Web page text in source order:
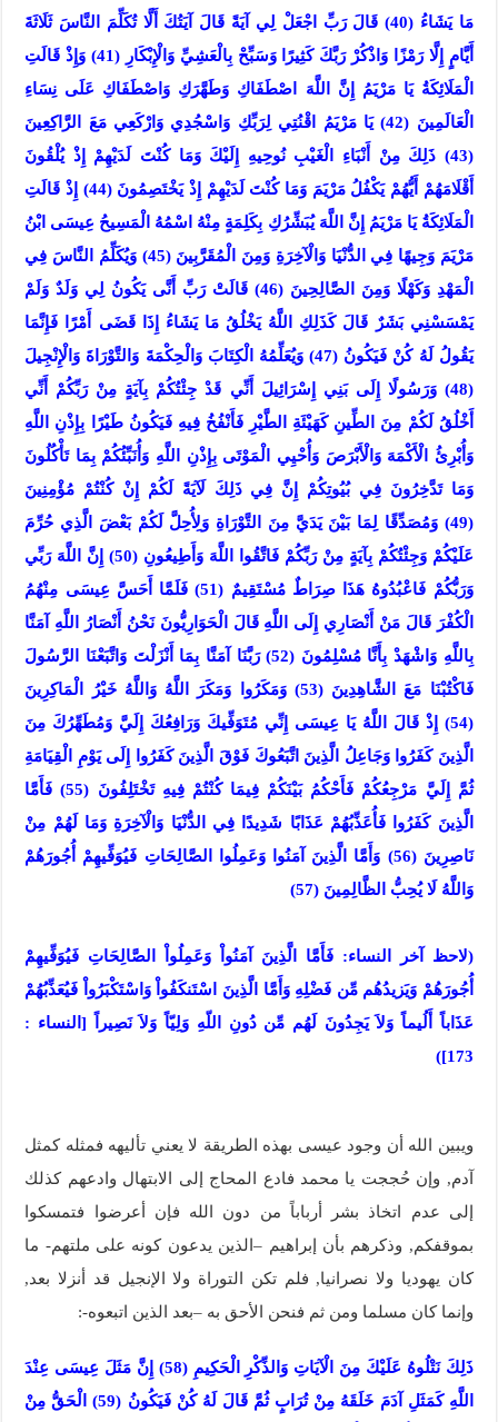
مَا يَشَاءُ (40) قَالَ رَبِّ اجْعَلْ لِي آيَةً قَالَ آيَتُكَ أَلَّا تُكَلِّمَ النَّاسَ ثَلَاثَةَ
أَيَّامٍ إِلَّا رَمْزًا وَاذْكُرْ رَبَّكَ كَثِيرًا وَسَبِّحْ بِالْعَشِيِّ وَالْإِبْكَارِ (41) وَإِذْ قَالَتِ
الْمَلَائِكَةُ يَا مَرْيَمُ إِنَّ اللَّهَ اصْطَفَاكِ وَطَهَّرَكِ وَاصْطَفَاكِ عَلَى نِسَاءِ
الْعَالَمِينَ (42) يَا مَرْيَمُ اقْنُتِي لِرَبِّكِ وَاسْجُدِي وَارْكَعِي مَعَ الرَّاكِعِينَ
(43) ذَلِكَ مِنْ أَنْبَاءِ الْغَيْبِ نُوحِيهِ إِلَيْكَ وَمَا كُنْتَ لَدَيْهِمْ إِذْ يُلْقُونَ
أَقْلَامَهُمْ أَيُّهُمْ يَكْفُلُ مَرْيَمَ وَمَا كُنْتَ لَدَيْهِمْ إِذْ يَخْتَصِمُونَ (44) إِذْ قَالَتِ
الْمَلَائِكَةُ يَا مَرْيَمُ إِنَّ اللَّهَ يُبَشِّرُكِ بِكَلِمَةٍ مِنْهُ اسْمُهُ الْمَسِيحُ عِيسَى ابْنُ
مَرْيَمَ وَجِيهًا فِي الدُّنْيَا وَالْآخِرَةِ وَمِنَ الْمُقَرَّبِينَ (45) وَيُكَلِّمُ النَّاسَ فِي
الْمَهْدِ وَكَهْلًا وَمِنَ الصَّالِحِينَ (46) قَالَتْ رَبِّ أَنَّى يَكُونُ لِي وَلَدٌ وَلَمْ
يَمْسَسْنِي بَشَرٌ قَالَ كَذَلِكِ اللَّهُ يَخْلُقُ مَا يَشَاءُ إِذَا قَضَى أَمْرًا فَإِنَّمَا
يَقُولُ لَهُ كُنْ فَيَكُونُ (47) وَيُعَلِّمُهُ الْكِتَابَ وَالْحِكْمَةَ وَالتَّوْرَاةَ وَالْإِنْجِيلَ
(48) وَرَسُولًا إِلَى بَنِي إِسْرَائِيلَ أَنِّي قَدْ جِئْتُكُمْ بِآيَةٍ مِنْ رَبِّكُمْ أَنِّي
أَخْلُقُ لَكُمْ مِنَ الطِّينِ كَهَيْئَةِ الطَّيْرِ فَأَنْفُخُ فِيهِ فَيَكُونُ طَيْرًا بِإِذْنِ اللَّهِ
وَأُبْرِئُ الْأَكْمَهَ وَالْأَبْرَصَ وَأُحْيِي الْمَوْتَى بِإِذْنِ اللَّهِ وَأُنَبِّئُكُمْ بِمَا تَأْكُلُونَ
وَمَا تَدَّخِرُونَ فِي بُيُوتِكُمْ إِنَّ فِي ذَلِكَ لَآيَةً لَكُمْ إِنْ كُنْتُمْ مُؤْمِنِينَ
(49) وَمُصَدِّقًا لِمَا بَيْنَ يَدَيَّ مِنَ التَّوْرَاةِ وَلِأُحِلَّ لَكُمْ بَعْضَ الَّذِي حُرِّمَ
عَلَيْكُمْ وَجِئْتُكُمْ بِآيَةٍ مِنْ رَبِّكُمْ فَاتَّقُوا اللَّهَ وَأَطِيعُونِ (50) إِنَّ اللَّهَ رَبِّي
وَرَبُّكُمْ فَاعْبُدُوهُ هَذَا صِرَاطٌ مُسْتَقِيمٌ (51) فَلَمَّا أَحَسَّ عِيسَى مِنْهُمُ
الْكُفْرَ قَالَ مَنْ أَنْصَارِي إِلَى اللَّهِ قَالَ الْحَوَارِيُّونَ نَحْنُ أَنْصَارُ اللَّهِ آمَنَّا
بِاللَّهِ وَاشْهَدْ بِأَنَّا مُسْلِمُونَ (52) رَبَّنَا آمَنَّا بِمَا أَنْزَلْتَ وَاتَّبَعْنَا الرَّسُولَ
فَاكْتُبْنَا مَعَ الشَّاهِدِينَ (53) وَمَكَرُوا وَمَكَرَ اللَّهُ وَاللَّهُ خَيْرُ الْمَاكِرِينَ
(54) إِذْ قَالَ اللَّهُ يَا عِيسَى إِنِّي مُتَوَفِّيكَ وَرَافِعُكَ إِلَيَّ وَمُطَهِّرُكَ مِنَ
الَّذِينَ كَفَرُوا وَجَاعِلُ الَّذِينَ اتَّبَعُوكَ فَوْقَ الَّذِينَ كَفَرُوا إِلَى يَوْمِ الْقِيَامَةِ
ثُمَّ إِلَيَّ مَرْجِعُكُمْ فَأَحْكُمُ بَيْنَكُمْ فِيمَا كُنْتُمْ فِيهِ تَخْتَلِفُونَ (55) فَأَمَّا
الَّذِينَ كَفَرُوا فَأُعَذِّبُهُمْ عَذَابًا شَدِيدًا فِي الدُّنْيَا وَالْآخِرَةِ وَمَا لَهُمْ مِنْ
نَاصِرِينَ (56) وَأَمَّا الَّذِينَ آمَنُوا وَعَمِلُوا الصَّالِحَاتِ فَيُوَفِّيهِمْ أُجُورَهُمْ
وَاللَّهُ لَا يُحِبُّ الظَّالِمِينَ (57)
(لاحظ آخر النساء: فَأَمَّا الَّذِينَ آمَنُواْ وَعَمِلُواْ الصَّالِحَاتِ فَيُوَفِّيهِمْ
أُجُورَهُمْ وَيَزيدُهُم مِّن فَضْلِهِ وَأَمَّا الَّذِينَ اسْتَنكَفُواْ وَاسْتَكْبَرُواْ فَيُعَذِّبُهُمْ
عَذَاباً أَلُيماً وَلاَ يَجِدُونَ لَهُم مِّن دُونِ اللّهِ وَلِيّاً وَلاَ نَصِيراً [النساء :
173])
ويبين الله أن وجود عيسى بهذه الطريقة لا يعني تأليهه فمثله كمثل
آدم, وإن حُججت يا محمد فادع المحاج إلى الابتهال وادعهم كذلك
إلى عدم اتخاذ بشر أرباباً من دون الله فإن أعرضوا فتمسكوا
بموقفكم, وذكرهم بأن إبراهيم –الذين يدعون كونه على ملتهم- ما
كان يهوديا ولا نصرانيا, فلم تكن التوراة ولا الإنجيل قد أنزلا بعد,
وإنما كان مسلما ومن ثم فنحن الأحق به –بعد الذين اتبعوه-:
ذَلِكَ نَتْلُوهُ عَلَيْكَ مِنَ الْآيَاتِ وَالذِّكْرِ الْحَكِيمِ (58) إِنَّ مَثَلَ عِيسَى عِنْدَ
اللَّهِ كَمَثَلِ آدَمَ خَلَقَهُ مِنْ تُرَابٍ ثُمَّ قَالَ لَهُ كُنْ فَيَكُونُ (59) الْحَقُّ مِنْ